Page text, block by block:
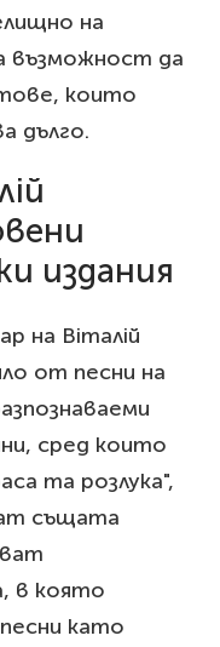
на
възможност да
които
дълго.
издания
на Віталій
от песни на
сред които
та розлука",
същата
в която
като